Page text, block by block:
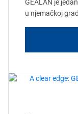
GEALAN je
u njemačkoj